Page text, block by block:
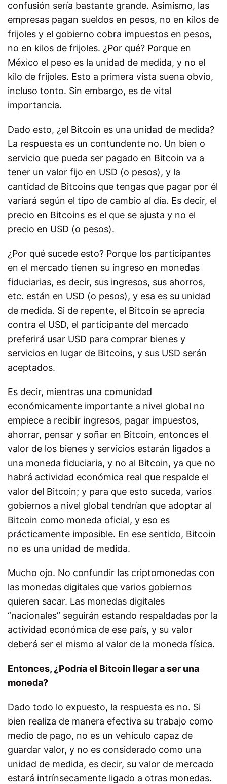
confusión sería bastante grande. Asimismo, las
empresas pagan sueldos en pesos, no en kilos de
frijoles y el gobierno cobra impuestos en pesos,
no en kilos de frijoles. ¿Por qué? Porque en
México el peso es la unidad de medida, y no el
kilo de frijoles. Esto a primera vista suena obvio,
incluso tonto. Sin embargo, es de vital
importancia.
Dado esto, ¿el Bitcoin es una unidad de medida?
La respuesta es un contundente no. Un bien o
servicio que pueda ser pagado en Bitcoin va a
tener un valor fijo en USD (o pesos), y la
cantidad de Bitcoins que tengas que pagar por él
variará según el tipo de cambio al día. Es decir, el
precio en Bitcoins es el que se ajusta y no el
precio en USD (o pesos).
¿Por qué sucede esto? Porque los participantes
en el mercado tienen su ingreso en monedas
fiduciarias, es decir, sus ingresos, sus ahorros,
etc. están en USD (o pesos), y esa es su unidad
de medida. Si de repente, el Bitcoin se aprecia
contra el USD, el participante del mercado
preferirá usar USD para comprar bienes y
servicios en lugar de Bitcoins, y sus USD serán
aceptados.
Es decir, mientras una comunidad
económicamente importante a nivel global no
empiece a recibir ingresos, pagar impuestos,
ahorrar, pensar y soñar en Bitcoin, entonces el
valor de los bienes y servicios estarán ligados a
una moneda fiduciaria, y no al Bitcoin, ya que no
habrá actividad económica real que respalde el
valor del Bitcoin; y para que esto suceda, varios
gobiernos a nivel global tendrían que adoptar al
Bitcoin como moneda oficial, y eso es
prácticamente imposible. En ese sentido, Bitcoin
no es una unidad de medida.
Mucho ojo. No confundir las criptomonedas con
las monedas digitales que varios gobiernos
quieren sacar. Las monedas digitales
“nacionales” seguirán estando respaldadas por la
actividad económica de ese país, y su valor
deberá ser el mismo al valor de la moneda física.
Entonces, ¿Podría el Bitcoin llegar a ser una
moneda?
Dado todo lo expuesto, la respuesta es no. Si
bien realiza de manera efectiva su trabajo como
medio de pago, no es un vehículo capaz de
guardar valor, y no es considerado como una
unidad de medida, es decir, su valor de mercado
estará intrínsecamente ligado a otras monedas.